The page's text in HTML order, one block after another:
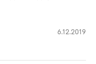
6.12.2019